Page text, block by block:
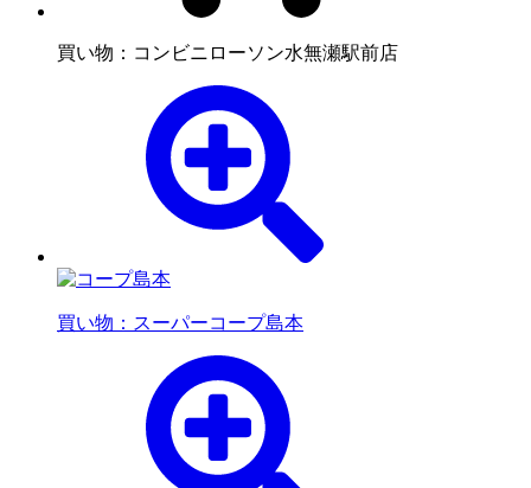
買い物：コンビニ ローソン水無瀬駅前店
買い物：スーパーコープ島本